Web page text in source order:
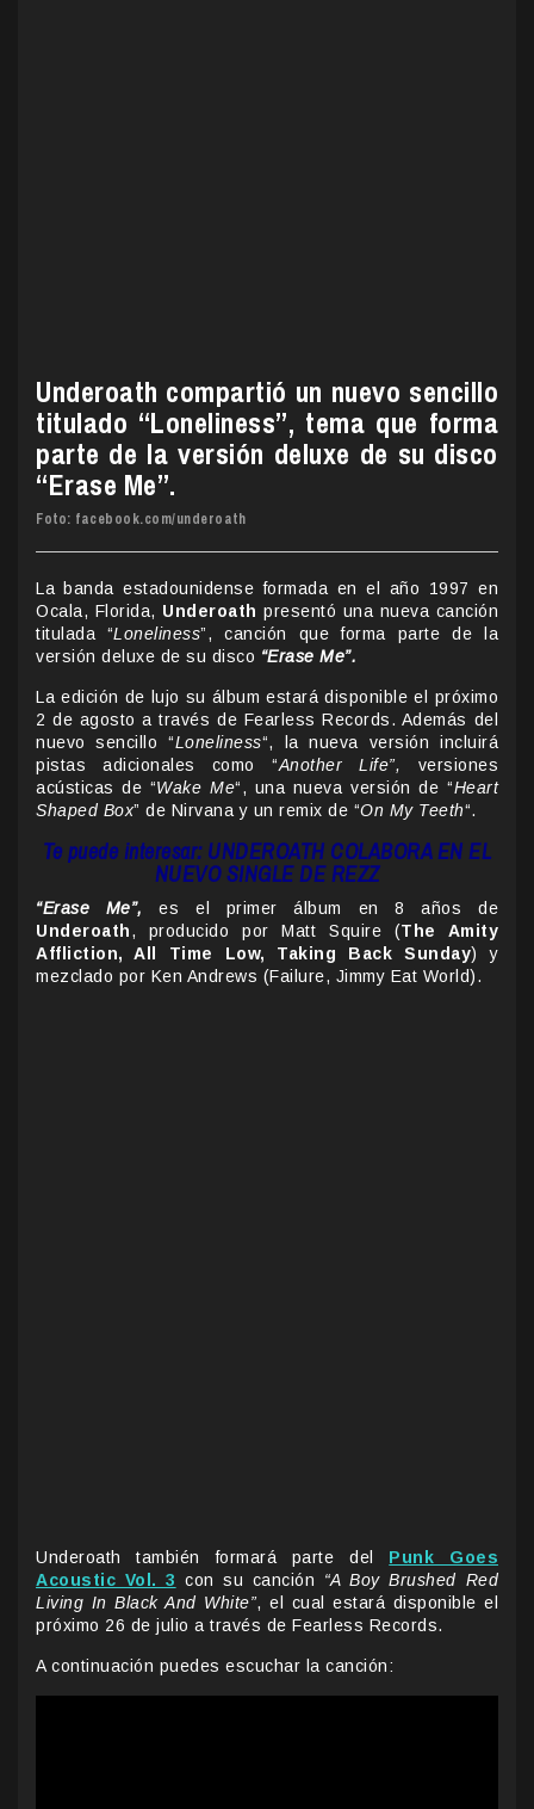
Underoath compartió un nuevo sencillo
titulado “Loneliness”, tema que forma
parte de la versión deluxe de su disco
“Erase Me”.
Foto: facebook.com/underoath
La banda estadounidense formada en el año 1997 en
Ocala, Florida, Underoath presentó una nueva canción
titulada “Loneliness”, canción que forma parte de la
versión deluxe de su disco “Erase Me”.
La edición de lujo su álbum estará disponible el próximo
2 de agosto a través de Fearless Records. Además del
nuevo sencillo “Loneliness“, la nueva versión incluirá
pistas adicionales como “Another Life”, versiones
acústicas de “Wake Me“, una nueva versión de “Heart
Shaped Box” de Nirvana y un remix de “On My Teeth“.
Te puede interesar: UNDEROATH COLABORA EN EL
NUEVO SINGLE DE REZZ
“Erase Me”,
es el primer álbum en 8 años de
Underoath, producido por Matt Squire (The Amity
Affliction, All Time Low, Taking Back Sunday) y
mezclado por Ken Andrews (Failure, Jimmy Eat World).
Underoath también formará parte del Punk Goes
Acoustic Vol. 3 con su canción “A Boy Brushed Red
Living In Black And White”, el cual estará disponible el
próximo 26 de julio a través de Fearless Records.
A continuación puedes escuchar la canción: